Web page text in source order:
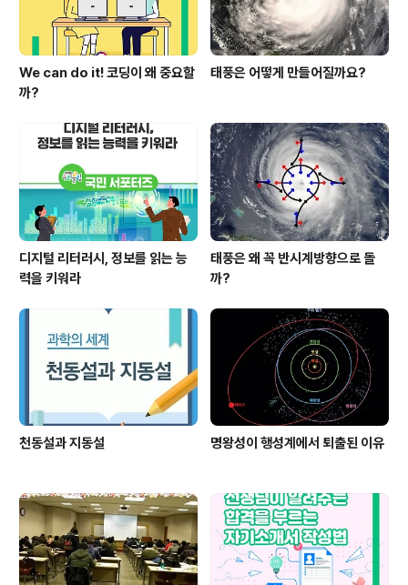
We can do it! 코딩이 왜 중요할
까?
태풍은 어떻게 만들어질까요?
디지털 리터러시, 정보를 읽는 능
력을 키워라
태풍은 왜 꼭 반시계방향으로 돌
까?
천동설과 지동설 명왕성이 행성계에서 퇴출된 이유